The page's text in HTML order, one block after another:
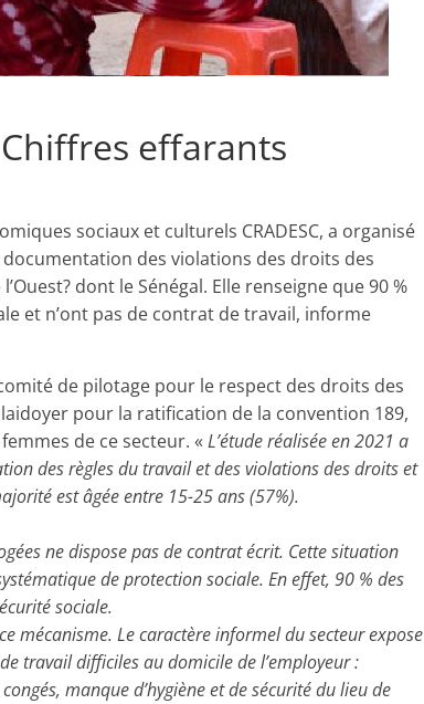
effarants
sociaux et culturels CRADESC, a organisé
des violations des droits des
dont le Sénégal. Elle renseigne que 90 %
et n’ont pas de contrat de travail, informe
de pilotage pour le respect des droits des
pour la ratification de la convention 189,
de ce secteur. « L’étude réalisée en 2021 a
des règles du travail et des violations des droits et
est âgée entre 15-25 ans (57%).
ne dispose pas de contrat écrit. Cette situation
de protection sociale. En effet, 90 % des
sociale.
mécanisme. Le caractère informel du secteur expose
travail difficiles au domicile de l’employeur :
manque d’hygiène et de sécurité du lieu de